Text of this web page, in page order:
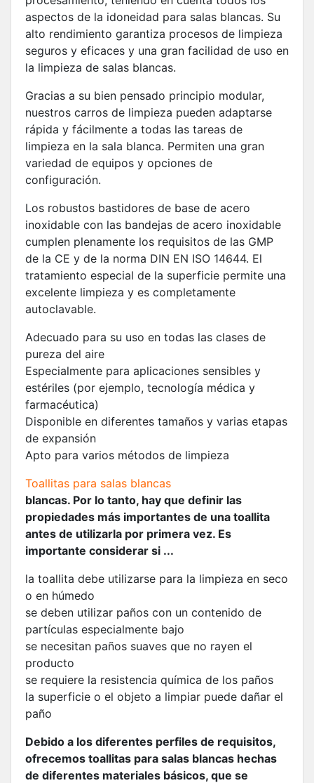
aspectos de la idoneidad para salas blancas. Su
alto rendimiento garantiza procesos de limpieza
seguros y eficaces y una gran facilidad de uso en
la limpieza de salas blancas.
Gracias a su bien pensado principio modular,
nuestros carros de limpieza pueden adaptarse
rápida y fácilmente a todas las tareas de
limpieza en la sala blanca. Permiten una gran
variedad de equipos y opciones de
configuración.
Los robustos bastidores de base de acero
inoxidable con las bandejas de acero inoxidable
cumplen plenamente los requisitos de las GMP
de la CE y de la norma DIN EN ISO 14644. El
tratamiento especial de la superficie permite una
excelente limpieza y es completamente
autoclavable.
Adecuado para su uso en todas las clases de
pureza del aire
Especialmente para aplicaciones sensibles y
estériles (por ejemplo, tecnología médica y
farmacéutica)
Disponible en diferentes tamaños y varias etapas
de expansión
Apto para varios métodos de limpieza
Toallitas para salas blancas
blancas. Por lo tanto, hay que definir las
propiedades más importantes de una toallita
antes de utilizarla por primera vez. Es
importante considerar si ...
la toallita debe utilizarse para la limpieza en seco
o en húmedo
se deben utilizar paños con un contenido de
partículas especialmente bajo
se necesitan paños suaves que no rayen el
producto
se requiere la resistencia química de los paños
la superficie o el objeto a limpiar puede dañar el
paño
Debido a los diferentes perfiles de requisitos,
ofrecemos toallitas para salas blancas hechas
de diferentes materiales básicos, que se